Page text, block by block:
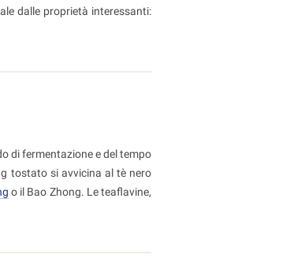
dalle proprietà interessanti:
di fermentazione e del tempo
tostato si avvicina al tè nero
o il Bao Zhong. Le teaflavine,